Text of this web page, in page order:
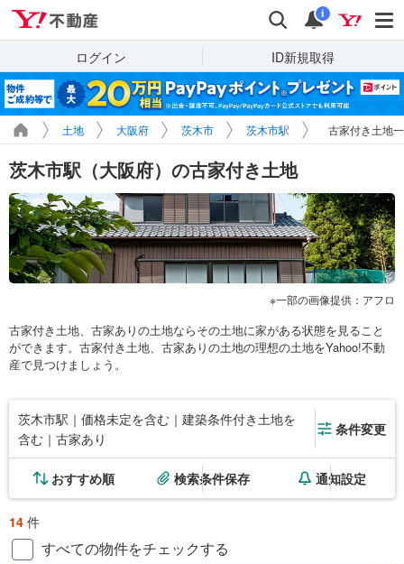
検索 通知
i
ログイン ID新規取得
土地 大阪府 茨木市 茨木市駅 古家付き土地
茨木市駅（大阪府）の古家付き土地
一部の画像提供：アフロ
古家付き土地、古家ありの土地ならその土地に家がある状態を見ること
ができます。古家付き土地、古家ありの土地の理想の土地をYahoo!不動
産で見つけましょう。
茨木市駅｜価格未定を含む｜建築条件付き土地を
含む｜古家あり
条件変更
おすすめ順 検索条件保存 通知設定
14 件
すべての物件をチェックする